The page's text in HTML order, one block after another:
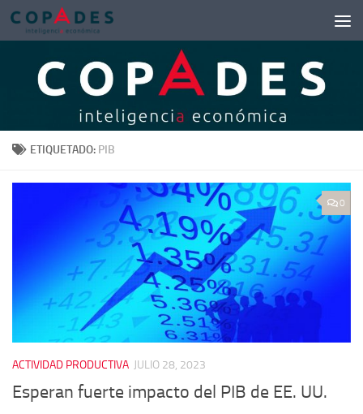
Saltar al contenido
ETIQUETADO: PIB
0
ACTIVIDAD PRODUCTIVA JULIO 28, 2023
Esperan fuerte impacto del PIB de EE. UU.